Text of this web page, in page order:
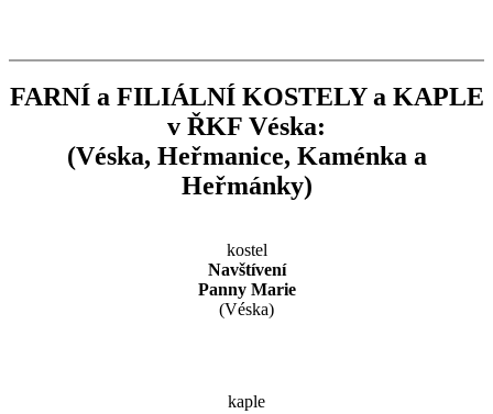
FARNÍ a FILIÁLNÍ KOSTELY a KAPLE
v ŘKF Véska:
(Véska, Heřmanice, Kaménka a
Heřmánky)
kostel
Navštívení
Panny Marie
(Véska)
kaple